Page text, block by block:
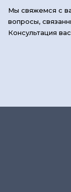
Мы свяжемся с
вопросы,
Консультация